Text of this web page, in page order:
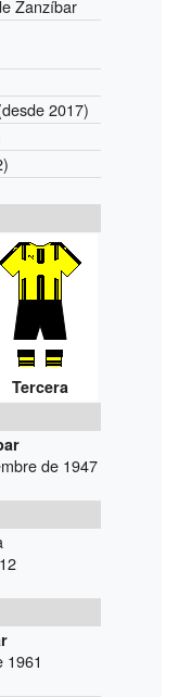
Zanzíbar
2017)
Tercera
de 1947